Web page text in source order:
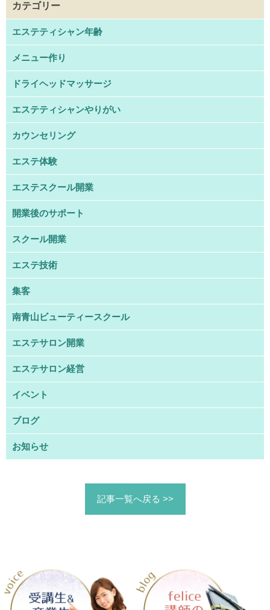
カテゴリー
エステティシャン年齢
メニュー作り
ドライヘッドマッサージ
エステティシャンやりがい
カウンセリング
エステ体験
エステスクール開業
開業後のサポート
スクール開業
エステ技術
集客
南青山ビューティースクール
エステサロン開業
エステサロン経営
イベント
ブログ
お知らせ
記事一覧へ戻る >>